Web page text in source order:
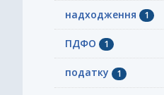
надходження 1
ПДФО 1
податку 1